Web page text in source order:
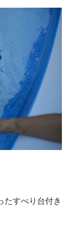
たすべり台付き